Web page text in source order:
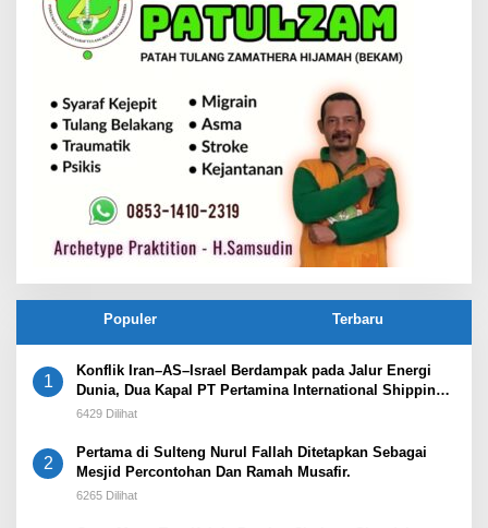
Populer Terbaru
1
Konflik Iran–AS–Israel Berdampak pada Jalur Energi
Dunia, Dua Kapal PT Pertamina International Shipping
Tertahan di Selat Hormuz
6429 Dilihat
2
Pertama di Sulteng Nurul Fallah Ditetapkan Sebagai
Mesjid Percontohan Dan Ramah Musafir.
6265 Dilihat